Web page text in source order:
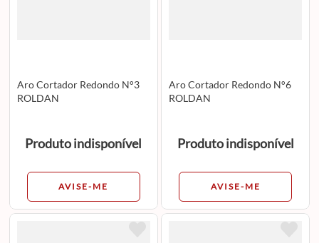
Aro Cortador Redondo N°3
ROLDAN
Produto indisponível
AVISE-ME
Aro Cortador Redondo N°6
ROLDAN
Produto indisponível
AVISE-ME